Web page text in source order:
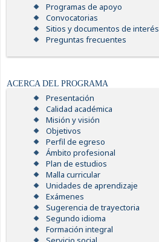
Programas de apoyo
Convocatorias
Sitios y documentos de interés
Preguntas frecuentes
ACERCA DEL PROGRAMA
Presentación
Calidad académica
Misión y visión
Objetivos
Perfil de egreso
Ámbito profesional
Plan de estudios
Malla curricular
Unidades de aprendizaje
Exámenes
Sugerencia de trayectoria
Segundo idioma
Formación integral